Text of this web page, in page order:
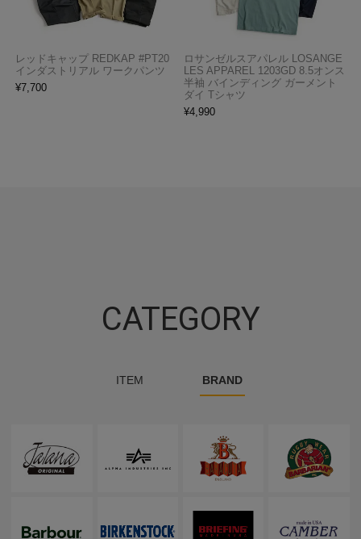
レッドキャップ REDKAP #PT20
インダストリアル ワークパンツ
¥7,700
ロサンゼルスアパレル LOSANGE
LES APPAREL 1203GD 8.5オンス
半袖 バインディング ガーメント
ダイ Tシャツ
¥4,990
CATEGORY
ITEM BRAND